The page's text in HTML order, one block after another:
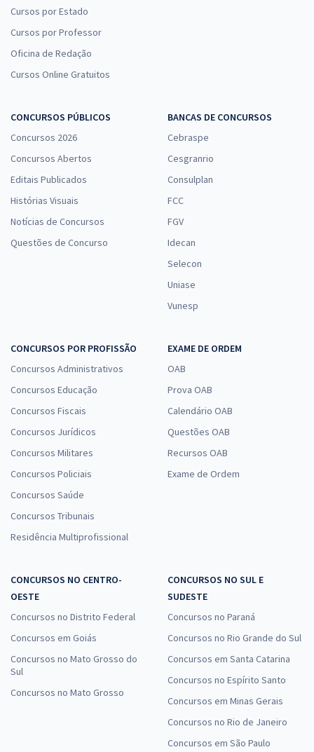
Cursos por Estado
Cursos por Professor
Oficina de Redação
Cursos Online Gratuitos
CONCURSOS PÚBLICOS
Concursos 2026
Concursos Abertos
Editais Publicados
Histórias Visuais
Notícias de Concursos
Questões de Concurso
BANCAS DE CONCURSOS
Cebraspe
Cesgranrio
Consulplan
FCC
FGV
Idecan
Selecon
Uniase
Vunesp
CONCURSOS POR PROFISSÃO
Concursos Administrativos
Concursos Educação
Concursos Fiscais
Concursos Jurídicos
Concursos Militares
Concursos Policiais
Concursos Saúde
Concursos Tribunais
Residência Multiprofissional
EXAME DE ORDEM
OAB
Prova OAB
Calendário OAB
Questões OAB
Recursos OAB
Exame de Ordem
CONCURSOS NO CENTRO-
OESTE
Concursos no Distrito Federal
Concursos em Goiás
Concursos no Mato Grosso do
Sul
Concursos no Mato Grosso
CONCURSOS NO SUL E
SUDESTE
Concursos no Paraná
Concursos no Rio Grande do Sul
Concursos em Santa Catarina
Concursos no Espírito Santo
Concursos em Minas Gerais
Concursos no Rio de Janeiro
Concursos em São Paulo